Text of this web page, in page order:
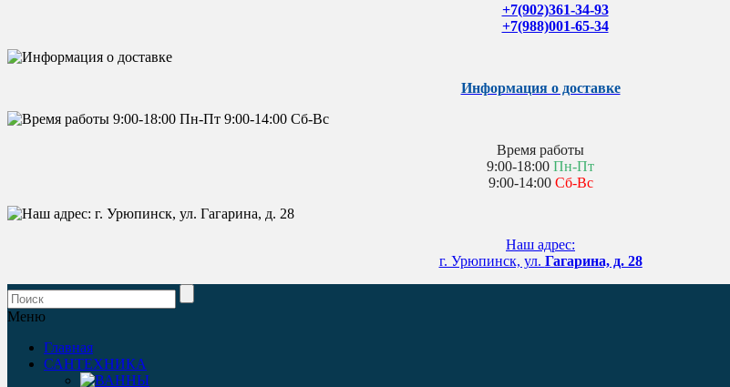
+7(902)361-34-93
+7(988)001-65-34
Информация о доставке
Время работы
9:00-18:00 Пн-Пт
9:00-14:00 Сб-Вс
Наш адрес:
г. Урюпинск, ул. Гагарина, д. 28
Меню
Главная
САНТЕХНИКА